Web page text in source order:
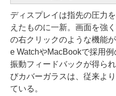
ディスプレイは指先の圧力
えたものに一新。画面を強
の右クリックのような機能
e WatchやMacBookで採用
振動フィードバックが得ら
びカバーガラスは、従来よ
ている。